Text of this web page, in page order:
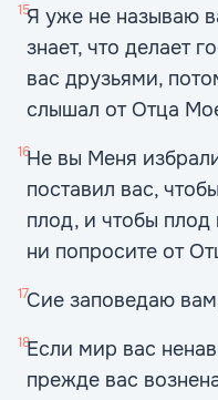
15Я уже не называю
знает, что делает
вас друзьями,
слышал от Отца
16Не вы Меня
поставил вас,
плод, и чтобы
ни попросите от
17Сие заповедаю
18Если мир вас
прежде вас